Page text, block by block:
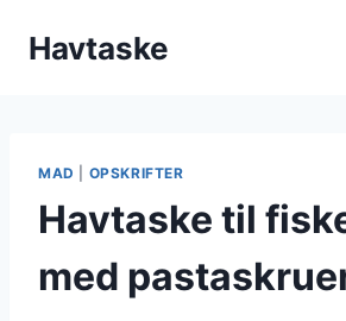
Havtaske
MAD OPSKRIFTER
Havtaske til
med